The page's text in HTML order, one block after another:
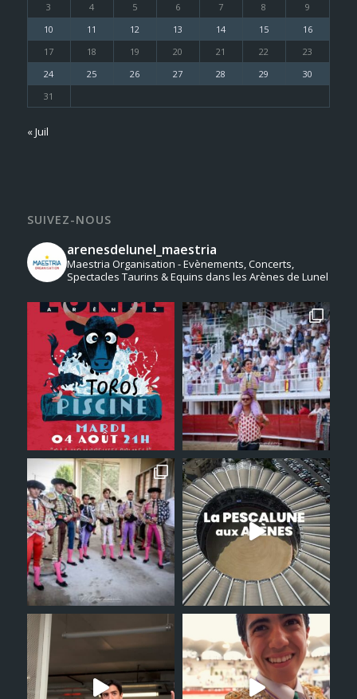
3
4 5 6 7 8
9
10
11 12 13 14 15
16
17
18 19 20 21 22
23
24
25 26 27 28 29
30
31
« Juil
SUIVEZ-NOUS
arenesdelunel_maestria
Maestria Organisation - Evènements, Concerts,
Spectacles Taurins & Equins dans les Arènes de Lunel